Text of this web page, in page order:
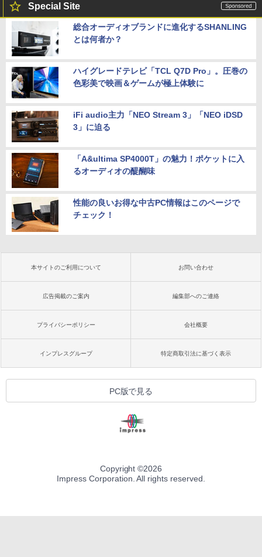
Special Site
総合オーディオブランドに進化するSHANLING
とは何者か？
ハイグレードテレビ「TCL Q7D Pro」。圧巻の
色彩美で映画＆ゲームが極上体験に
iFi audio主力「NEO Stream 3」「NEO iDSD
3」に迫る
「A&ultima SP4000T」の魅力！ポケットに入
るオーディオの醍醐味
性能の良いお得な中古PC情報はこのページで
チェック！
本サイトのご利用について お問い合わせ
広告掲載のご案内 編集部へのご連絡
プライバシーポリシー 会社概要
インプレスグループ 特定商取引法に基づく表示
PC版で見る
Copyright ©2026
Impress Corporation. All rights reserved.